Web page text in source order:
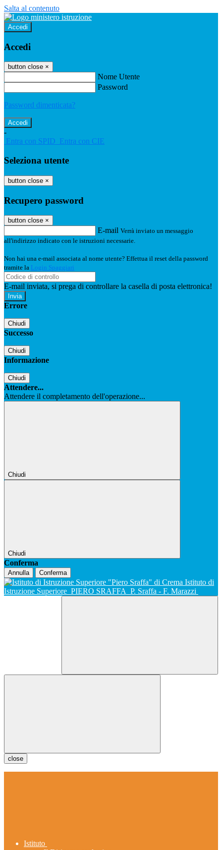
Salta al contenuto
Accedi
Accedi
button close ×
Nome Utente
Password
Password dimenticata?
-
Entra con SPID Entra con CIE
Seleziona utente
button close ×
Recupero password
button close ×
E-mail Verrà inviato un messaggio
all'indirizzo indicato con le istruzioni necessarie.
Non hai una e-mail associata al nome utente? Effettua il reset della password
tramite la Login Spaggiari
E-mail inviata, si prega di controllare la casella di posta elettronica!
Errore
Chiudi
Successo
Chiudi
Informazione
Chiudi
Attendere...
Attendere il completamento dell'operazione...
Chiudi
Chiudi
Conferma
Annulla Conferma
Istituto di
Istruzione Superiore PIERO SRAFFA P. Sraffa - F. Marazzi
close
Istituto